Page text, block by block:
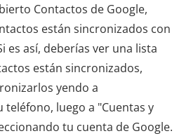
Contactos de Google,
están sincronizados con
es así, deberías ver una lista
están sincronizados,
yendo a
teléfono, luego a "Cuentas y
tu cuenta de Google.